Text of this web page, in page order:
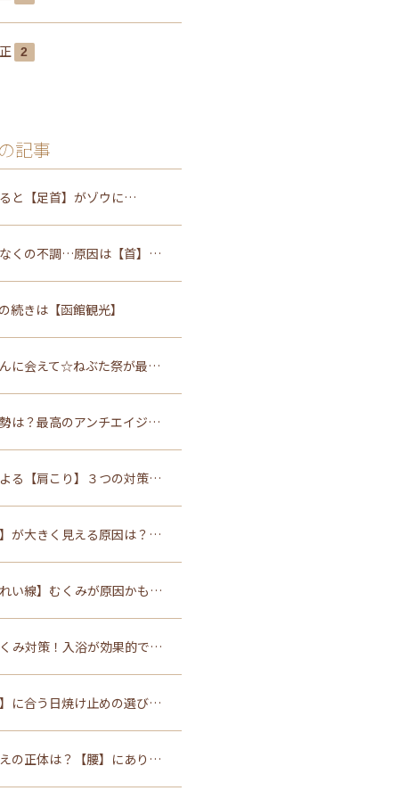
2
記事
と【足首】がゾウに…
くの不調…原因は【首】…
続きは【函館観光】
に会えて☆ねぶた祭が最…
は？最高のアンチエイジ…
る【肩こり】３つの対策…
】が大きく見える原因は？…
れい線】むくみが原因かも…
み対策！入浴が効果的で…
】に合う日焼け止めの選び…
の正体は？【腰】にあり…